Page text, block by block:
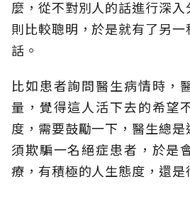
麼，從不對別人的話進行深
則比較聰明，於是就有了另
話。
比如患者詢問醫生病情時，
量，覺得這人活下去的希望
度，需要鼓勵一下，醫生總
須欺騙一名絕症患者，於是
療，有積極的人生態度，還是